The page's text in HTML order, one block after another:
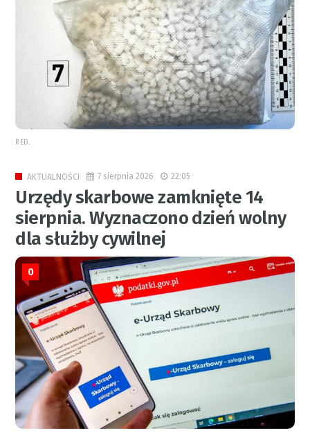
RED.
AKTUALNOŚCI 7 sierpnia 2026 22:05
Urzędy skarbowe zamknięte 14
sierpnia. Wyznaczono dzień wolny
dla służby cywilnej
0